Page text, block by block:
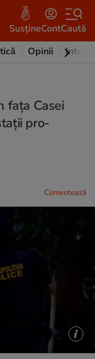
SusțineContCaută
Opinii
fața Casei
pro-
Comentează